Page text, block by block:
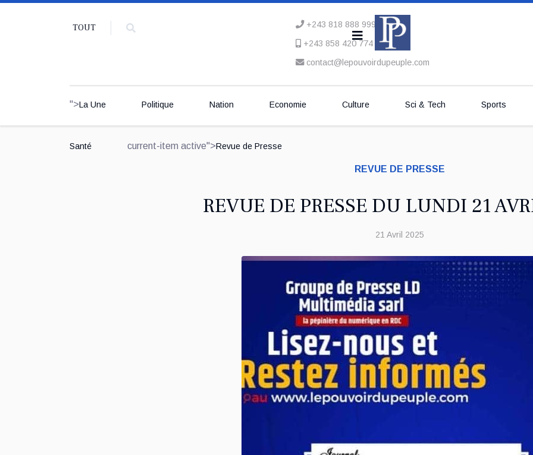
TOUT
+243 818 888 999
+243 858 420 774
contact@lepouvoirdupeuple.com
">La Une Politique Nation Economie Culture Sci & Tech Sports
Santé current-item active">Revue de Presse
REVUE DE PRESSE
REVUE DE PRESSE DU LUNDI 21
21 Avril 2025